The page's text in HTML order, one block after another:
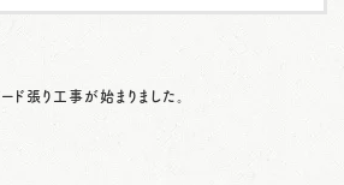
張り工事が始まりました。